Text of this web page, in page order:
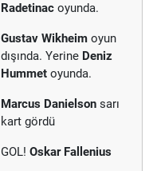
Radetinac oyunda.
Gustav Wikheim oyun
dışında. Yerine Deniz
Hummet oyunda.
Marcus Danielson sarı
kart gördü
GOL! Oskar Fallenius